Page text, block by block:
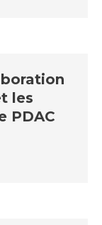
les
PDAC